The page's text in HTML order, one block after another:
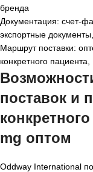
бренда
Документация: счет-
экспортные
Маршрут поставки:
конкретного
поставок и
mg оптом
Oddway International